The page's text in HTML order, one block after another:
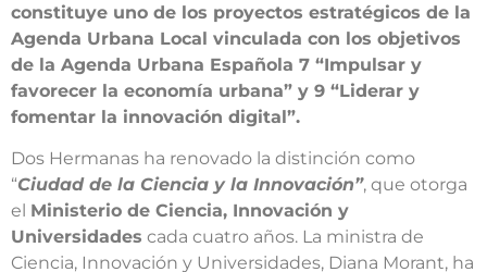
constituye uno de los proyectos estratégicos de la
Agenda Urbana Local vinculada con los objetivos
de la Agenda Urbana Española 7 “Impulsar y
favorecer la economía urbana” y 9 “Liderar y
fomentar la innovación digital”.
Dos Hermanas ha renovado la distinción como
“Ciudad de la Ciencia y la Innovación”, que otorga
el Ministerio de Ciencia, Innovación y
Universidades cada cuatro años. La ministra de
Ciencia, Innovación y Universidades, Diana Morant, ha